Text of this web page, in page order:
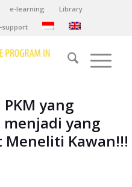
e-learning
Library
support
yang
menjadi yang
Meneliti Kawan!!!